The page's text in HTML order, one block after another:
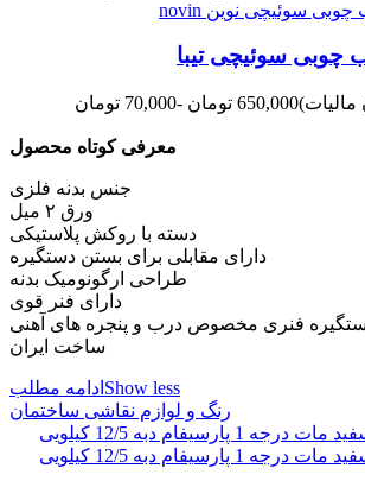
چوبی سوئیچی تیبا
مالیات)650,000 تومان -70,000 تومان
معرفی کوتاه محصول
جنس بدنه فلزی
ورق ۲ میل
دسته با روکش پلاستیکی
دارای مقابلی برای بستن دستگیره
طراحی ارگونومیک بدنه
دارای فنر قوی
فنری مخصوص درب و پنجره های آهنی
ساخت ایران
ادامه مطلب Show less
رنگ و لوازم نقاشی ساختمان